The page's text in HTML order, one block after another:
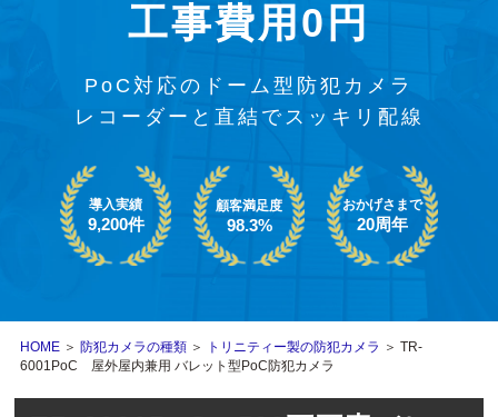
工事費用0円
PoC対応のドーム型防犯カメラ
レコーダーと直結でスッキリ配線
導入実績
9,200件
顧客満足度
98.3%
おかげさまで
20周年
HOME ＞ 防犯カメラの種類 ＞ トリニティー製の防犯カメラ ＞ TR-
6001PoC 屋外屋内兼用 バレット型PoC防犯カメラ